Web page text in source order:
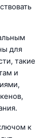
для
такие
и
к